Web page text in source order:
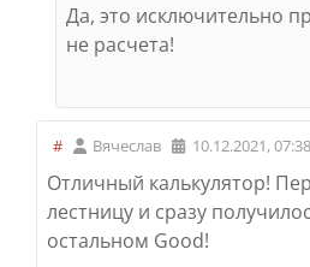
Да, это исключительно
не расчета!
# Вячеслав 10.12.2021, 07:38
Отличный калькулятор!
лестницу и сразу
остальном Good!